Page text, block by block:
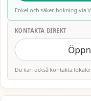
Enkel och säker bokning via
KONTAKTA DIREKT
Du kan också kontakta